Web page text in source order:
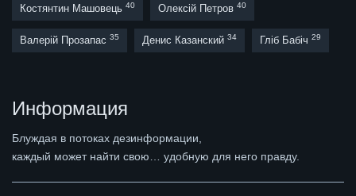
Костянтин Машовець 40 Олексій Петров 40
Валерій Прозапас 35 Денис Казанский 34 Гліб Бабіч 29
Информация
Блуждая в потоках дезинформации,
каждый может найти свою… удобную для него правду.